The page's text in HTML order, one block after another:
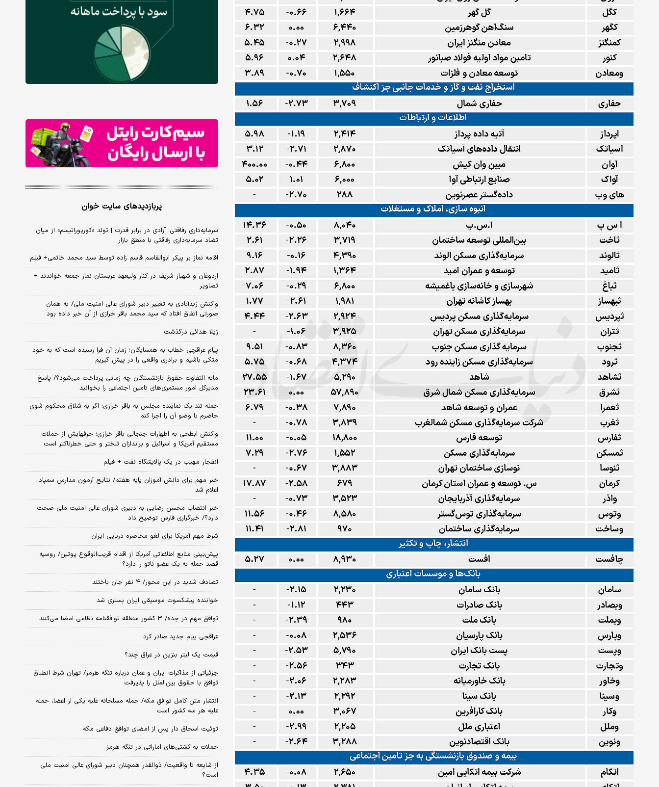
پربازدیدهای سایت خوان
سرمایه‌داری رفاقتی؛ آزادی در برابر قدرت | تولد «کورپوراتیسم» از میان
تضاد سرمایه‌داری رفاقتی با منطق بازار
اقامه نماز بر پیکر ابوالقاسم قاسم زاده توسط سید محمد خاتمی+ فیلم
اردوغان و شهباز شریف در کنار ولیعهد عربستان نماز جمعه خواندند +
تصاویر
واکنش زیدآبادی به تغییر دبیر شورای عالی امنیت ملی/ به همان
صورتی اتفاق افتاد که سید محمد باقر خرازی از آن خبر داده بود
ژیلا هدائی درگذشت
پیام عراقچی خطاب به همسایگان؛ زمان آن فرا رسیده است که به خود
متکی باشیم و برادری واقعی را در پیش گیریم
مابه التفاوت حقوق بازنشستگان چه زمانی پرداخت می‌شود؟/ پاسخ
مدیرکل امور مستمری‌های تامین اجتماعی را بخوانید
حمله تند یک نماینده مجلس به باقر خرازی: اگر به شلاق محکوم شوی
حاضرم با وضو آن را اجرا کنم
واکنش ابطحی به اظهارات جنجالی باقر خرازی؛ حرفهایش از حملات
مستقیم آمریکا و اسرائیل و براندازان تلختر و حتی خطرناکتر است
انفجار مهیب در یک پالایشگاه نفت + فیلم
خبر مهم برای دانش آموزان پایه هفتم/ نتایج آزمون مدارس سمپاد
اعلام شد
خبر انتصاب محسن رضایی به دبیری شورای عالی امنیت ملی صحت
دارد؟/ خبرگزاری فارس توضیح داد
شرط مهم آمریکا برای لغو محاصره دریایی ایران
پیش‌بینی منابع اطلاعاتی آمریکا از اقدام قریب‌الوقوع پوتین/ روسیه
قصد حمله به یک عضو ناتو را دارد؟
تصادف شدید در این محور/ ۴ نفر جان باختند
خواننده پیشکسوت موسیقی ایران بستری شد
توافق مهم در جده/ ۳ کشور منطقه توافقنامه نظامی امضا می‌کنند
عراقچی پیام جدید صادر کرد
قیمت یک لیتر بنزین در عراق چند؟
جزئیاتی از مذاکرات ایران و عمان درباره تنگه هرمز/ تهران شرط انطباق
توافق با حقوق بین‌الملل را پذیرفت
انتشار متن کامل توافق مکه/ حمله مسلحانه علیه یکی از اعضا، حمله
علیه هر سه کشور است
توئیت اسحاق دار پس از امضای توافق دفاعی مکه
حملات به کشتی‌های اماراتی در تنگه هرمز
از شایعه تا واقعیت/ ذوالقدر همچنان دبیر شورای ‌عالی امنیت ملی
است؟